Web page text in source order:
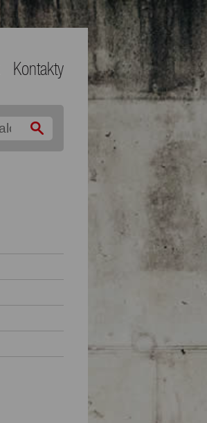
Kontakty